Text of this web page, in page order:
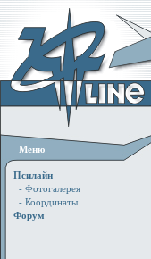
Меню
Псилайн
- Фотогалерея
- Координаты
Форум